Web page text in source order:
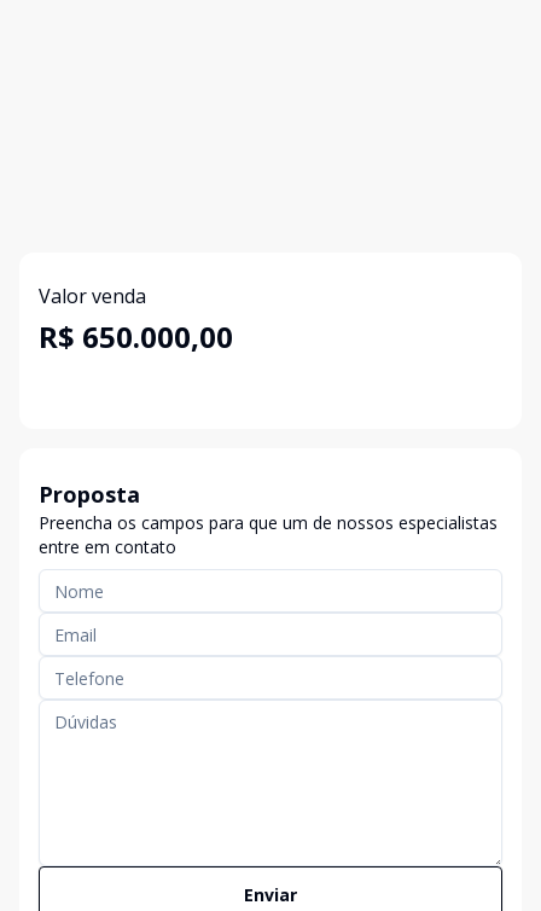
Valor venda
R$ 650.000,00
Proposta
Preencha os campos para que um de nossos especialistas
entre em contato
Enviar